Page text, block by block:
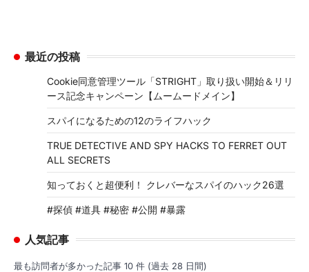
最近の投稿
Cookie同意管理ツール「STRIGHT」取り扱い開始＆リリ
ース記念キャンペーン【ムームードメイン】
スパイになるための12のライフハック
TRUE DETECTIVE AND SPY HACKS TO FERRET OUT
ALL SECRETS
知っておくと超便利！ クレバーなスパイのハック26選
#探偵 #道具 #秘密 #公開 #暴露
人気記事
最も訪問者が多かった記事 10 件 (過去 28 日間)